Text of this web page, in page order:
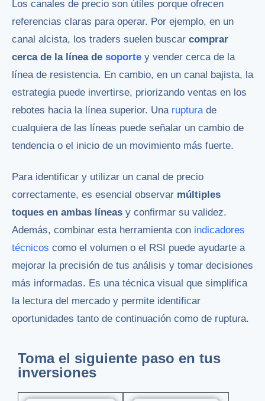
Los canales de precio son útiles porque ofrecen
referencias claras para operar. Por ejemplo, en un
canal alcista, los traders suelen buscar comprar
cerca de la línea de soporte y vender cerca de la
línea de resistencia. En cambio, en un canal bajista, la
estrategia puede invertirse, priorizando ventas en los
rebotes hacia la línea superior. Una ruptura de
cualquiera de las líneas puede señalar un cambio de
tendencia o el inicio de un movimiento más fuerte.
Para identificar y utilizar un canal de precio
correctamente, es esencial observar múltiples
toques en ambas líneas y confirmar su validez.
Además, combinar esta herramienta con indicadores
técnicos como el volumen o el RSI puede ayudarte a
mejorar la precisión de tus análisis y tomar decisiones
más informadas. Es una técnica visual que simplifica
la lectura del mercado y permite identificar
oportunidades tanto de continuación como de ruptura.
Toma el siguiente paso en tus
inversiones